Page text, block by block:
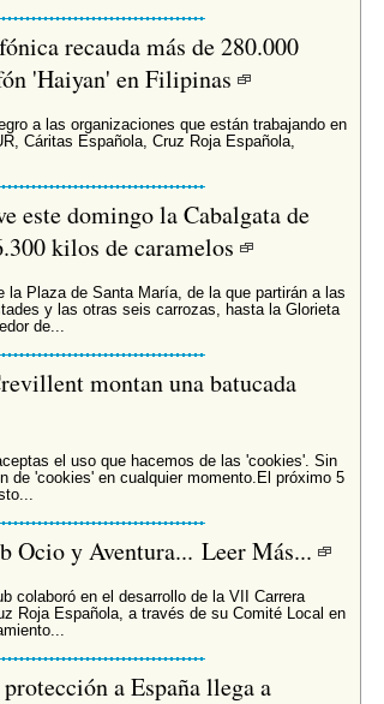
recauda más de 280.000
'Haiyan' en Filipinas
a las organizaciones que están trabajando en
Cáritas Española, Cruz Roja Española,
este domingo la Cabalgata de
kilos de caramelos
la Plaza de Santa María, de la que partirán a las
y las otras seis carrozas, hasta la Glorieta
de...
montan una batucada
el uso que hacemos de las 'cookies'. Sin
de 'cookies' en cualquier momento.El próximo 5
Ocio y Aventura... Leer Más...
colaboró en el desarrollo de la VII Carrera
Roja Española, a través de su Comité Local en
a España llega a